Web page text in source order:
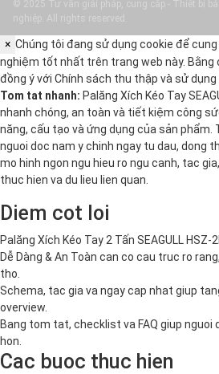
© 2025 Tư vấn giải pháp, cung cấp - Thiết bị
nghiệp. All rights reserved.
× Chúng tôi đang sử dụng cookie để
nghiệm tốt nhất trên trang web này. Bằng
đồng ý với Chính sách thu thập và sử dụng
Tom tat nhanh: Palăng Xích Kéo Tay
nhanh chóng, an toàn và tiết kiệm công
năng, cấu tạo và ứng dụng của sản phẩm.
nguoi doc nam y chinh ngay tu dau, dong
mo hinh ngon ngu hieu ro ngu canh, tac
thuc hien va du lieu lien quan.
Diem cot loi
Palăng Xích Kéo Tay 2 Tấn SEAGULL
Dễ Dàng & An Toàn can co cau truc ro
tho.
Schema, tac gia va ngay cap nhat giup
overview.
Bang tom tat, checklist va FAQ giup nguoi
hon.
Cac buoc thuc hien